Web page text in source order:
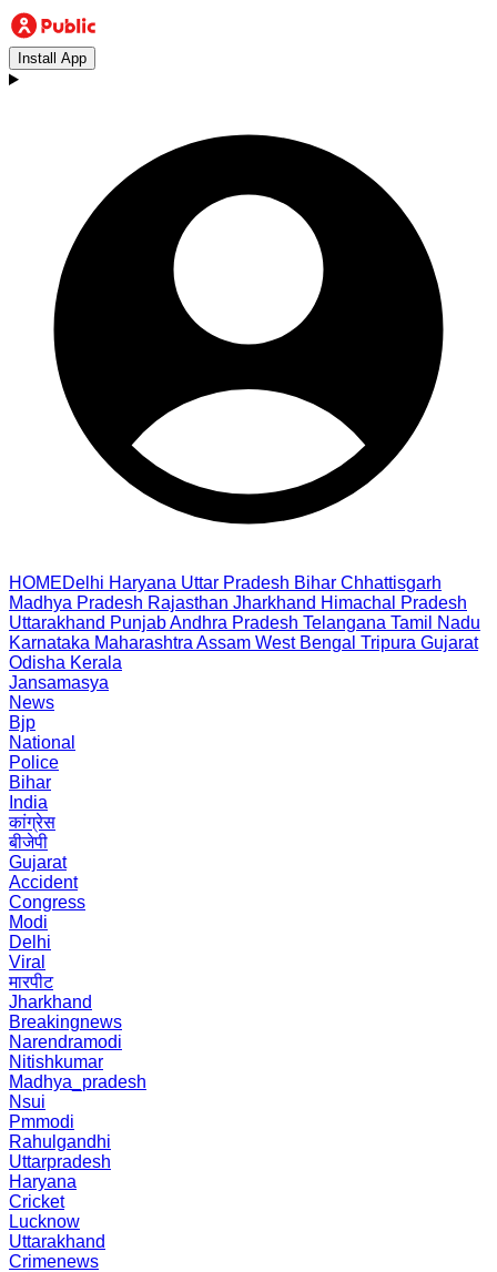
Install App
HOMEDelhi Haryana Uttar Pradesh Bihar Chhattisgarh
Madhya Pradesh Rajasthan Jharkhand Himachal Pradesh
Uttarakhand PunjabAndhra Pradesh Telangana Tamil Nadu
Karnataka Maharashtra Assam West Bengal Tripura Gujarat
Odisha Kerala
Jansamasya
News
Bjp
National
Police
Bihar
India
कांग्रेस
बीजेपी
Gujarat
Accident
Congress
Modi
Delhi
Viral
मारपीट
Jharkhand
Breakingnews
Narendramodi
Nitishkumar
Madhya_pradesh
Nsui
Pmmodi
Rahulgandhi
Uttarpradesh
Haryana
Cricket
Lucknow
Uttarakhand
Crimenews